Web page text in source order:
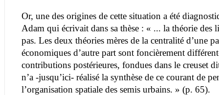
Or, une des origines de cette situation a été
Adam qui écrivait dans sa thèse : « ... la théorie des
pas. Les deux théories mères de la centralité d’une
économiques d’autre part sont foncièrement
contributions postérieures, fondues dans le creuset
n’a -jusqu’ici- réalisé la synthèse de ce courant de
l’organisation spatiale des semis urbains. » (p. 65).